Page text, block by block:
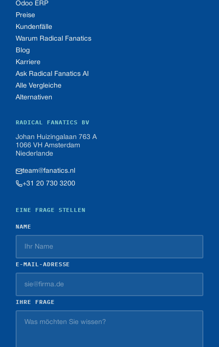
Odoo ERP
Preise
Kundenfälle
Warum Radical Fanatics
Blog
Karriere
Ask Radical Fanatics AI
Alle Vergleiche
Alternativen
RADICAL FANATICS BV
Johan Huizingalaan 763 A
1066 VH Amsterdam
Niederlande
team@fanatics.nl
+31 20 730 3200
EINE FRAGE STELLEN
NAME
E-MAIL-ADRESSE
IHRE FRAGE